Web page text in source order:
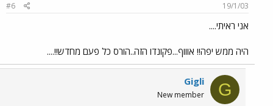
19/1/03
#6
אני ראיתי....
היה ממש יפה!! אוווף...פקונדו הזה..הורס כל פעם מחדש!!....
G
Gigli
New member